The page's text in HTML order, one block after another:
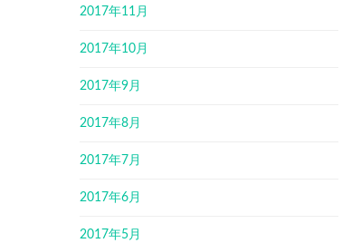
2017年11月
2017年10月
2017年9月
2017年8月
2017年7月
2017年6月
2017年5月